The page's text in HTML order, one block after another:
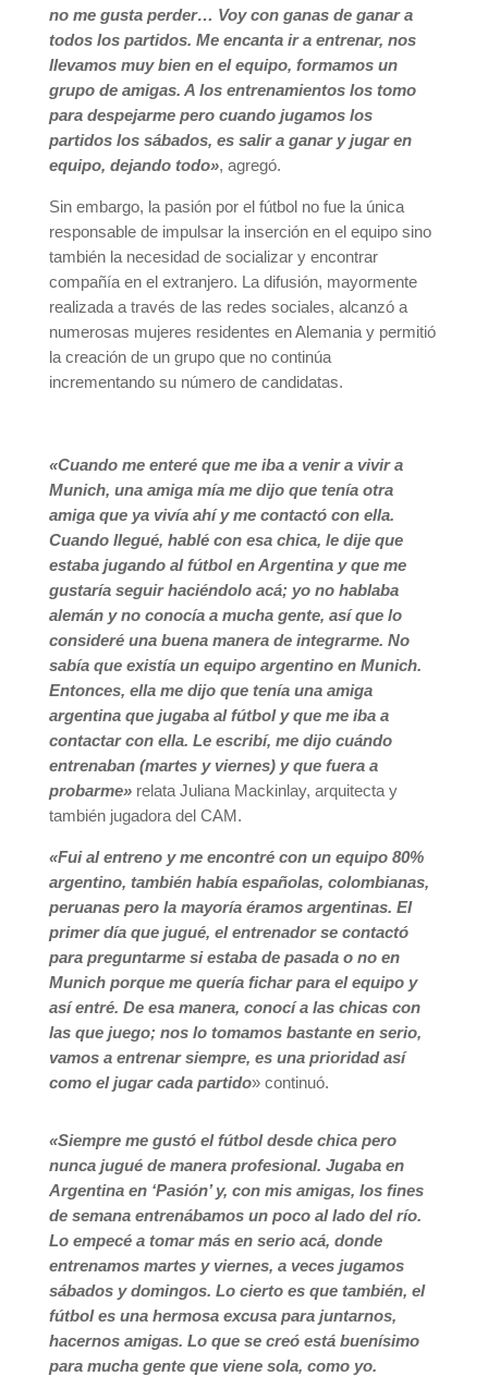
no me gusta perder… Voy con ganas de ganar a
todos los partidos. Me encanta ir a entrenar, nos
llevamos muy bien en el equipo, formamos un
grupo de amigas. A los entrenamientos los tomo
para despejarme pero cuando jugamos los
partidos los sábados, es salir a ganar y jugar en
equipo, dejando todo», agregó.
Sin embargo, la pasión por el fútbol no fue la única
responsable de impulsar la inserción en el equipo sino
también la necesidad de socializar y encontrar
compañía en el extranjero. La difusión, mayormente
realizada a través de las redes sociales, alcanzó a
numerosas mujeres residentes en Alemania y permitió
la creación de un grupo que no continúa
incrementando su número de candidatas.
«Cuando me enteré que me iba a venir a vivir a
Munich, una amiga mía me dijo que tenía otra
amiga que ya vivía ahí y me contactó con ella.
Cuando llegué, hablé con esa chica, le dije que
estaba jugando al fútbol en Argentina y que me
gustaría seguir haciéndolo acá; yo no hablaba
alemán y no conocía a mucha gente, así que lo
consideré una buena manera de integrarme. No
sabía que existía un equipo argentino en Munich.
Entonces, ella me dijo que tenía una amiga
argentina que jugaba al fútbol y que me iba a
contactar con ella. Le escribí, me dijo cuándo
entrenaban (martes y viernes) y que fuera a
probarme»relata Juliana Mackinlay, arquitecta y
también jugadora del CAM.
«Fui al entreno y me encontré con un equipo 80%
argentino, también había españolas, colombianas,
peruanas pero la mayoría éramos argentinas. El
primer día que jugué, el entrenador se contactó
para preguntarme si estaba de pasada o no en
Munich porque me quería fichar para el equipo y
así entré. De esa manera, conocí a las chicas con
las que juego; nos lo tomamos bastante en serio,
vamos a entrenar siempre, es una prioridad así
como el jugar cada partido» continuó.
«Siempre me gustó el fútbol desde chica pero
nunca jugué de manera profesional. Jugaba en
Argentina en ‘Pasión’ y, con mis amigas, los fines
de semana entrenábamos un poco al lado del río.
Lo empecé a tomar más en serio acá, donde
entrenamos martes y viernes, a veces jugamos
sábados y domingos. Lo cierto es que también, el
fútbol es una hermosa excusa para juntarnos,
hacernos amigas. Lo que se creó está buenísimo
para mucha gente que viene sola, como yo.